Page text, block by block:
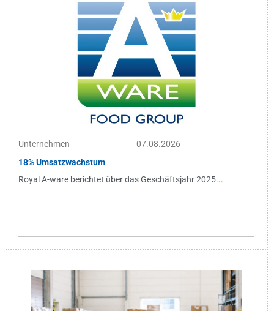
Unternehmen
07.08.2026
18% Umsatzwachstum
Royal A-ware berichtet über das Geschäftsjahr 2025...